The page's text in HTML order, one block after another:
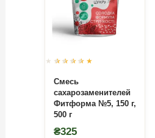
Смесь
сахарозаменителей
Фитформа №5, 150 г,
500 г
₴325